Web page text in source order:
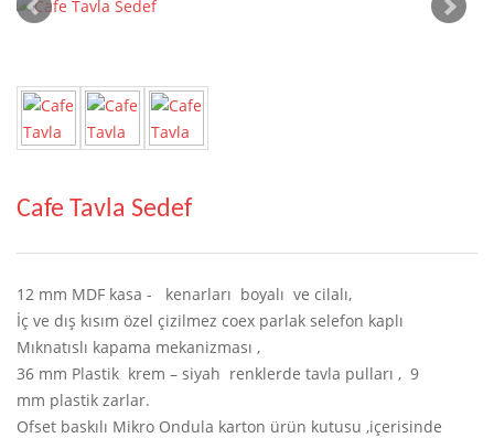
Cafe Tavla Sedef
12 mm MDF kasa - kenarları boyalı ve cilalı,
İç ve dış kısım özel çizilmez coex parlak selefon kaplı
Mıknatıslı kapama mekanizması ,
36 mm Plastik krem – siyah renklerde tavla pulları , 9
mm plastik zarlar.
Ofset baskılı Mikro Ondula karton ürün kutusu ,içerisinde